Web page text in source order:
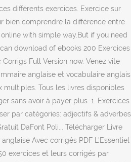
différents exercices. Exercice sur
bien comprendre la différence entre
with simple way.But if you need
download of ebooks 200 Exercices
Full Version now. Venez vite
anglaise et vocabulaire anglais
multiples. Tous les livres disponibles
sans avoir à payer plus. 1. Exercices
par catégories: adjectifs & adverbes
DaFont Poli... Télécharger Livre
Avec corrigés PDF L'Essentiel
exercices et leurs corrigés par